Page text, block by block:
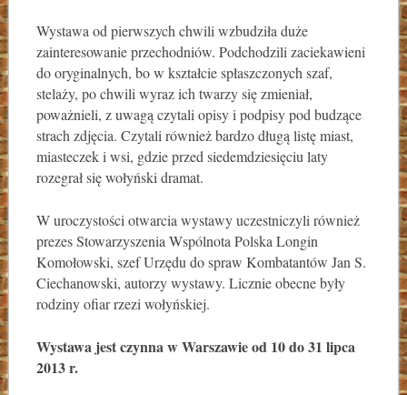
Wystawa od pierwszych chwili wzbudziła duże
zainteresowanie przechodniów. Podchodzili zaciekawieni
do oryginalnych, bo w kształcie spłaszczonych szaf,
stelaży, po chwili wyraz ich twarzy się zmieniał,
poważnieli, z uwagą czytali opisy i podpisy pod budzące
strach zdjęcia. Czytali również bardzo długą listę miast,
miasteczek i wsi, gdzie przed siedemdziesięciu laty
rozegrał się wołyński dramat.
W uroczystości otwarcia wystawy uczestniczyli również
prezes Stowarzyszenia Wspólnota Polska Longin
Komołowski, szef Urzędu do spraw Kombatantów Jan S.
Ciechanowski, autorzy wystawy. Licznie obecne były
rodziny ofiar rzezi wołyńskiej.
Wystawa jest czynna w Warszawie od 10 do 31 lipca
2013 r.